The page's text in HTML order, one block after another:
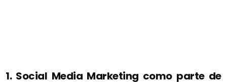
1. Social Media Marketing como parte de